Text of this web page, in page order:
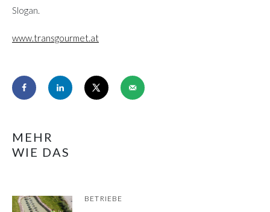
Slogan.
www.transgourmet.at
MEHR
WIE DAS
BETRIEBE